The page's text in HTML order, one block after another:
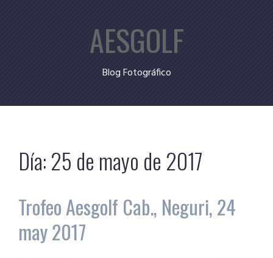
AESGOLF
Blog Fotográfico
Día:25 de mayo de 2017
Trofeo Aesgolf Cab., Neguri, 24
may 2017